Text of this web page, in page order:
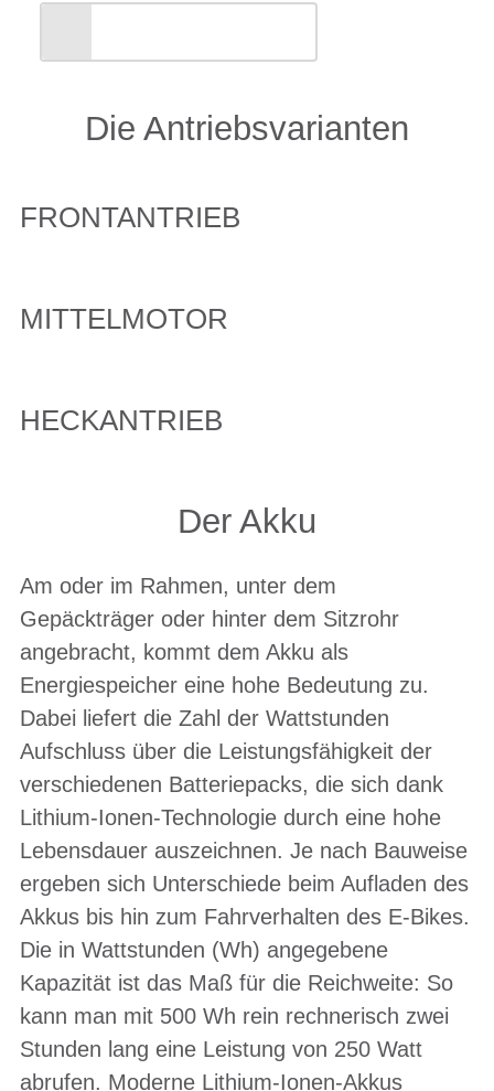
Die Antriebsvarianten
FRONTANTRIEB
MITTELMOTOR
HECKANTRIEB
Der Akku
Am oder im Rahmen, unter dem
Gepäckträger oder hinter dem Sitzrohr
angebracht, kommt dem Akku als
Energiespeicher eine hohe Bedeutung zu.
Dabei liefert die Zahl der Wattstunden
Aufschluss über die Leistungsfähigkeit der
verschiedenen Batteriepacks, die sich dank
Lithium-Ionen-Technologie durch eine hohe
Lebensdauer auszeichnen. Je nach Bauweise
ergeben sich Unterschiede beim Aufladen des
Akkus bis hin zum Fahrverhalten des E-Bikes.
Die in Wattstunden (Wh) angegebene
Kapazität ist das Maß für die Reichweite: So
kann man mit 500 Wh rein rechnerisch zwei
Stunden lang eine Leistung von 250 Watt
abrufen. Moderne Lithium-Ionen-Akkus